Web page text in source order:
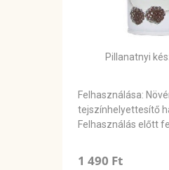
Pillanatnyi
Felhasználása:
tejszínhelyettesítő
Felhasználás előtt
1 490 Ft